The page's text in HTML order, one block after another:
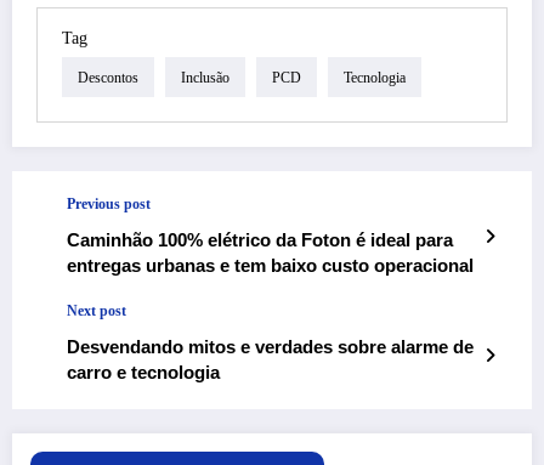
Tag
Descontos Inclusão PCD Tecnologia
Previous post
Caminhão 100% elétrico da Foton é ideal para
entregas urbanas e tem baixo custo operacional
Next post
Desvendando mitos e verdades sobre alarme de
carro e tecnologia